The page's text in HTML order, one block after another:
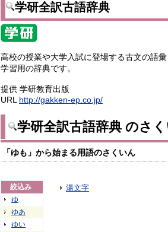
学研全訳古語辞典
高校の授業や大学入試に登場する古文の語
学習用の辞典です。
提供 学研教育出版
URL http://gakken-ep.co.jp/
学研全訳古語辞典 のさ
「ゆも」から始まる用語のさくいん
絞込み
ゆ
ゆあ
ゆい
湯文字